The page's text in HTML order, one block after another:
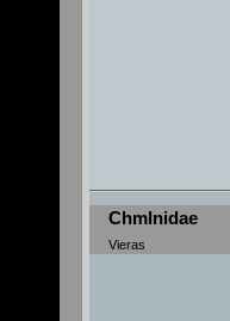
Chmlnidae
Vieras